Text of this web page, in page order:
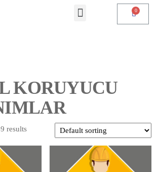
KORUYUCU
results